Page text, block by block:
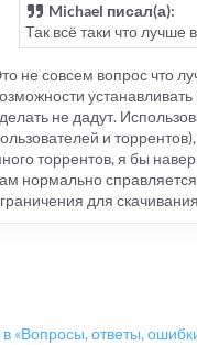
Michael писал(а):
Так всё таки что
не совсем вопрос что
не дадут.
и
торрентов, я бы
нормально
для
в «Вопросы, ответы,